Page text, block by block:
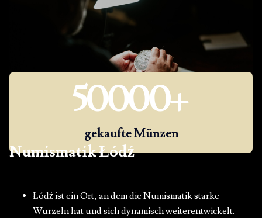
50000+
gekaufte Münzen
Numismatik Łódź
Łódź ist ein Ort, an dem die Numismatik starke
Wurzeln hat und sich dynamisch weiterentwickelt.